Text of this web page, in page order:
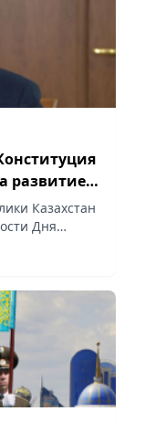
развитие
Казахстан
Дня